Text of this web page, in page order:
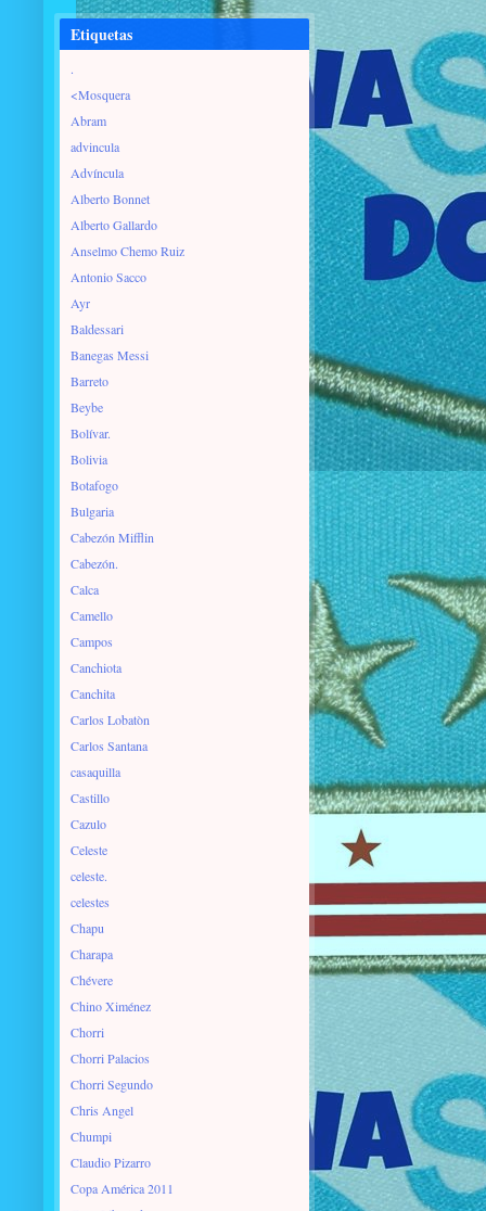
Etiquetas
.
<Mosquera
Abram
advincula
Advíncula
Alberto Bonnet
Alberto Gallardo
Anselmo Chemo Ruiz
Antonio Sacco
Ayr
Baldessari
Banegas Messi
Barreto
Beybe
Bolívar.
Bolivia
Botafogo
Bulgaria
Cabezón Mifflin
Cabezón.
Calca
Camello
Campos
Canchiota
Canchita
Carlos Lobatòn
Carlos Santana
casaquilla
Castillo
Cazulo
Celeste
celeste.
celestes
Chapu
Charapa
Chévere
Chino Ximénez
Chorri
Chorri Palacios
Chorri Segundo
Chris Angel
Chumpi
Claudio Pizarro
Copa América 2011